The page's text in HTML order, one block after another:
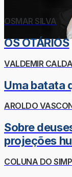
OSMAR SILVA
OS OTÁRIOS
VALDEMIR
Uma batata
AROLDO
Sobre
projeções
COLUNA DO